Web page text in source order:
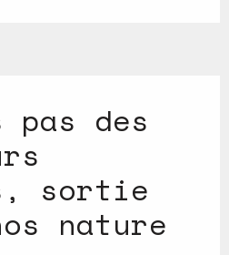
pas des
sortie
nature